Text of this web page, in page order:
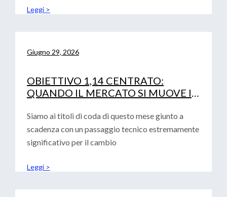
Leggi >
Giugno 29, 2026
OBIETTIVO 1,14 CENTRATO:
QUANDO IL MERCATO SI MUOVE IN
Siamo ai titoli di coda di questo mese giunto a
scadenza con un passaggio tecnico estremamente
significativo per il cambio
Leggi >